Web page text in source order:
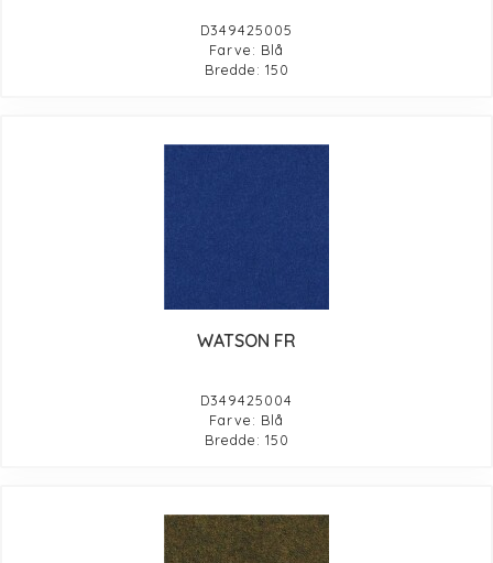
D349425005
Farve: Blå
Bredde: 150
WATSON FR
D349425004
Farve: Blå
Bredde: 150